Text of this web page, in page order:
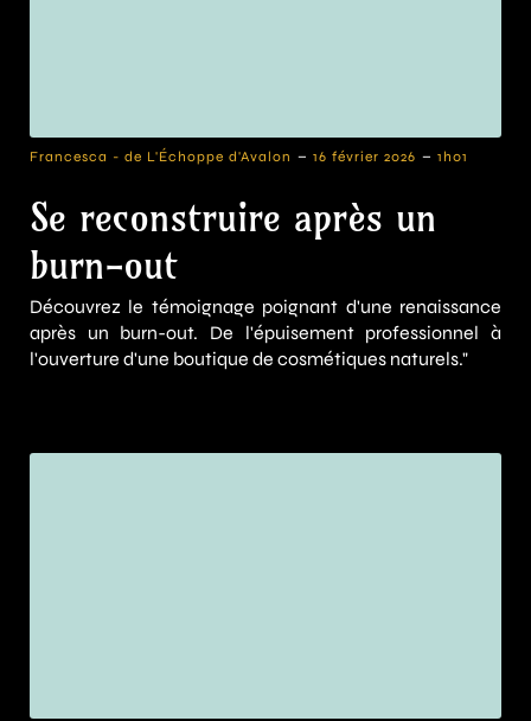
Francesca - de L'Échoppe d'Avalon - 16 février 2026 - 1h01
Se reconstruire après un
burn-out
Découvrez le témoignage poignant d'une renaissance
après un burn-out. De l'épuisement professionnel à
l'ouverture d'une boutique de cosmétiques naturels."